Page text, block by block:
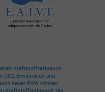
Kraftstoffverbrauch
CO2-Emissionen und
neuer PKW können
Kraftstoffverbrauch, die